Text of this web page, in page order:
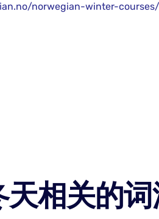
norwegian-winter-courses/
相关的